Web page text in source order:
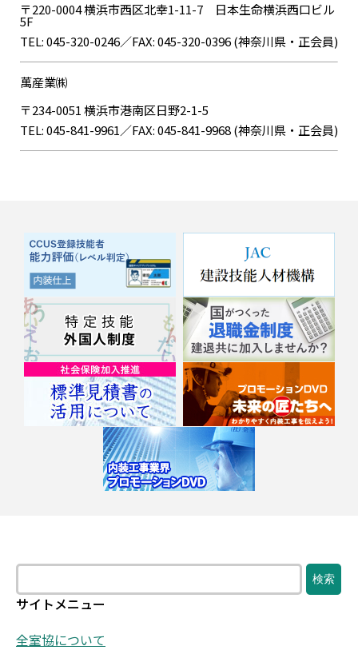
〒220-0004 横浜市西区北幸1-11-7 日本生命横浜西口ビル
5F
TEL: 045-320-0246／FAX: 045-320-0396 (神奈川県・正会員)
萬産業㈱
〒234-0051 横浜市港南区日野2-1-5
TEL: 045-841-9961／FAX: 045-841-9968 (神奈川県・正会員)
検索
サイトメニュー
全室協について